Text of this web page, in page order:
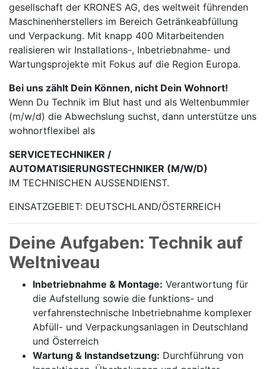
gesellschaft der KRONES AG, des weltweit führenden
Maschinen­herstellers im Bereich Getränke­abfüllung
und Verpackung. Mit knapp 400 Mitarbei­tenden
realisieren wir Installations-, Inbetrieb­nahme- und
Wartungs­projekte mit Fokus auf die Region Europa.
Bei uns zählt Dein Können, nicht Dein Wohnort!
Wenn Du Technik im Blut hast und als Weltenbummler
(m/w/d) die Abwechslung suchst, dann unterstütze uns
wohnortflexibel als
SERVICETECHNIKER /
AUTOMATISIERUNGSTECHNIKER (M/W/D)
IM TECHNISCHEN AUSSENDIENST.
EINSATZGEBIET: DEUTSCHLAND/ÖSTERREICH
Deine Aufgaben: Technik auf
Weltniveau
Inbetriebnahme & Montage: Verantwortung für
die Aufstellung sowie die funktions- und
verfahrenstechnische Inbetriebnahme komplexer
Abfüll- und Verpackungsanlagen in Deutschland
und Österreich
Wartung & Instandsetzung: Durchführung von